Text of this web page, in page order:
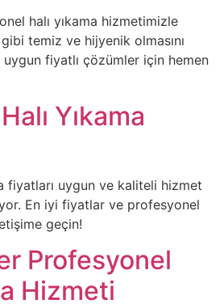
halı yıkama hizmetimizle
gibi temiz ve hijyenik olmasını
uygun fiyatlı çözümler için hemen
Yıkama
fiyatları uygun ve kaliteli hizmet
En iyi fiyatlar ve profesyonel
geçin!
Profesyonel
Hizmeti